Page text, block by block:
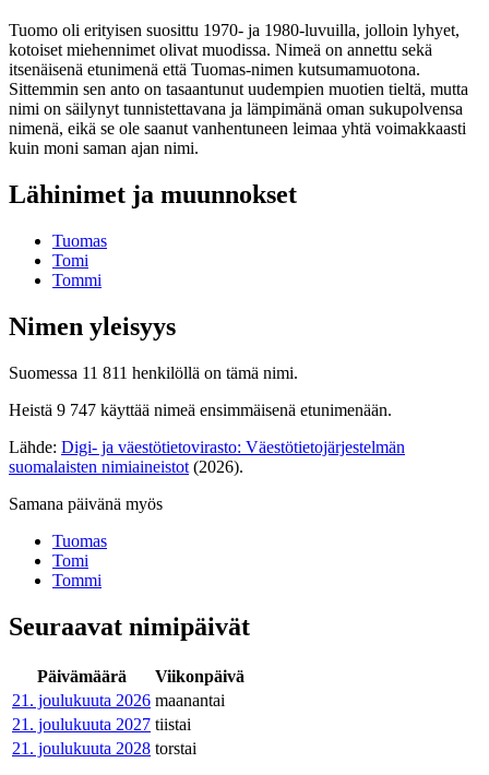
Tuomo oli erityisen suosittu 1970- ja 1980-luvuilla, jolloin lyhyet,
kotoiset miehennimet olivat muodissa. Nimeä on annettu sekä
itsenäisenä etunimenä että Tuomas-nimen kutsumamuotona.
Sittemmin sen anto on tasaantunut uudempien muotien tieltä, mutta
nimi on säilynyt tunnistettavana ja lämpimänä oman sukupolvensa
nimenä, eikä se ole saanut vanhentuneen leimaa yhtä voimakkaasti
kuin moni saman ajan nimi.
Lähinimet ja muunnokset
Tuomas
Tomi
Tommi
Nimen yleisyys
Suomessa 11 811 henkilöllä on tämä nimi.
Heistä 9 747 käyttää nimeä ensimmäisenä etunimenään.
Lähde: Digi- ja väestötietovirasto: Väestötietojärjestelmän
suomalaisten nimiaineistot (2026).
Samana päivänä myös
Tuomas
Tomi
Tommi
Seuraavat nimipäivät
Päivämäärä
Viikonpäivä
21. joulukuuta 2026 maanantai
21. joulukuuta 2027 tiistai
21. joulukuuta 2028 torstai